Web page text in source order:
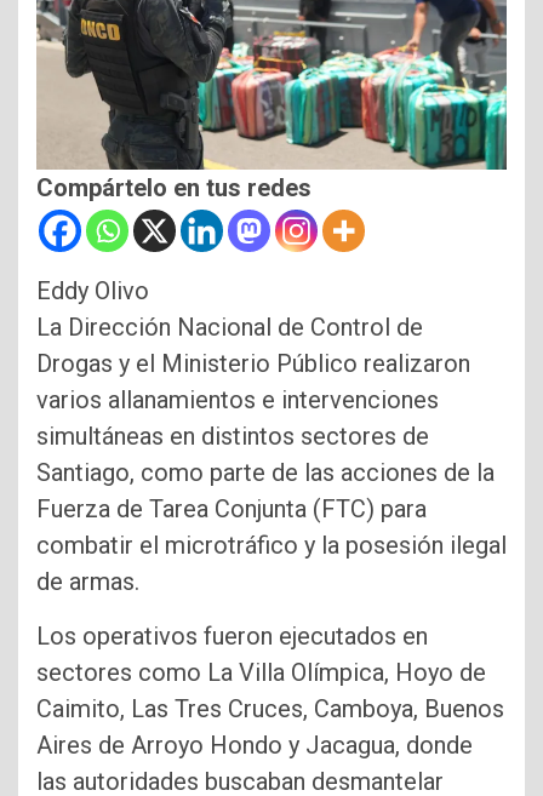
Compártelo en tus redes
Eddy Olivo
La Dirección Nacional de Control de
Drogas y el Ministerio Público realizaron
varios allanamientos e intervenciones
simultáneas en distintos sectores de
Santiago, como parte de las acciones de la
Fuerza de Tarea Conjunta (FTC) para
combatir el microtráfico y la posesión ilegal
de armas.
Los operativos fueron ejecutados en
sectores como La Villa Olímpica, Hoyo de
Caimito, Las Tres Cruces, Camboya, Buenos
Aires de Arroyo Hondo y Jacagua, donde
las autoridades buscaban desmantelar